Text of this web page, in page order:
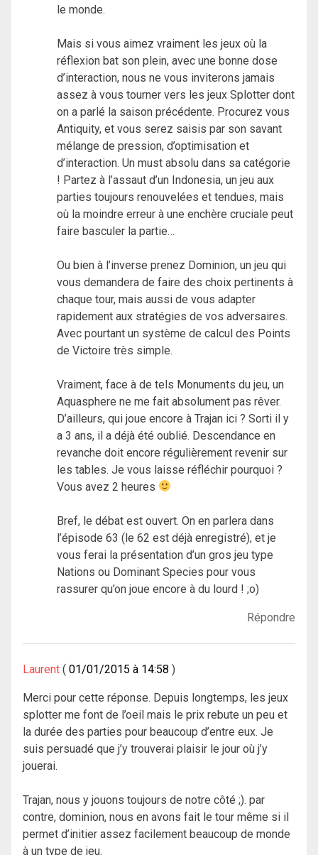
le monde.
Mais si vous aimez vraiment les jeux où la
réflexion bat son plein, avec une bonne dose
d’interaction, nous ne vous inviterons jamais
assez à vous tourner vers les jeux Splotter dont
on a parlé la saison précédente. Procurez vous
Antiquity, et vous serez saisis par son savant
mélange de pression, d’optimisation et
d’interaction. Un must absolu dans sa catégorie
! Partez à l’assaut d’un Indonesia, un jeu aux
parties toujours renouvelées et tendues, mais
où la moindre erreur à une enchère cruciale peut
faire basculer la partie…
Ou bien à l’inverse prenez Dominion, un jeu qui
vous demandera de faire des choix pertinents à
chaque tour, mais aussi de vous adapter
rapidement aux stratégies de vos adversaires.
Avec pourtant un système de calcul des Points
de Victoire très simple.
Vraiment, face à de tels Monuments du jeu, un
Aquasphere ne me fait absolument pas rêver.
D’ailleurs, qui joue encore à Trajan ici ? Sorti il y
a 3 ans, il a déjà été oublié. Descendance en
revanche doit encore régulièrement revenir sur
les tables. Je vous laisse réfléchir pourquoi ?
Vous avez 2 heures
Bref, le débat est ouvert. On en parlera dans
l’épisode 63 (le 62 est déjà enregistré), et je
vous ferai la présentation d’un gros jeu type
Nations ou Dominant Species pour vous
rassurer qu’on joue encore à du lourd ! ;o)
Répondre
Laurent 01/01/2015 à 14:58
Merci pour cette réponse. Depuis longtemps, les jeux
splotter me font de l’oeil mais le prix rebute un peu et
la durée des parties pour beaucoup d’entre eux. Je
suis persuadé que j’y trouverai plaisir le jour où j’y
jouerai.
Trajan, nous y jouons toujours de notre côté ;). par
contre, dominion, nous en avons fait le tour même si il
permet d’initier assez facilement beaucoup de monde
à un type de jeu.